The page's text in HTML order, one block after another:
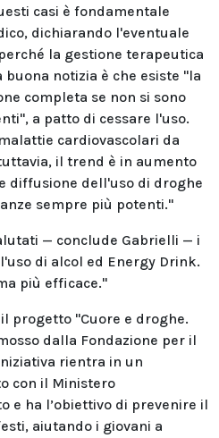
casi è fondamentale
dichiarando l'eventuale
la gestione terapeutica
notizia è che esiste "la
completa se non si sono
a patto di cessare l'uso.
cardiovascolari da
il trend è in aumento
diffusione dell'uso di droghe
sempre più potenti."
— conclude Gabrielli — i
di alcol ed Energy Drink.
più efficace."
progetto "Cuore e droghe.
dalla Fondazione per il
rientra in un
con il Ministero
e ha l’obiettivo di prevenire il
aiutando i giovani a